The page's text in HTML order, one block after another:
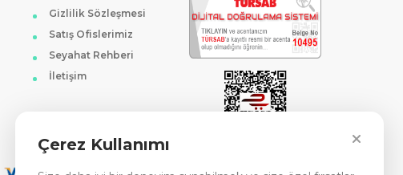
bulunmaktadır. Ayrıca, Bolu merkezden Kartalkaya'ya gitmek için
Gizlilik Sözleşmesi
Satış Ofislerimiz
Seyahat Rehberi
İletişim
Çerez Kullanımı